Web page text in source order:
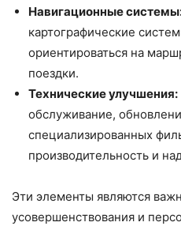
Навигационные
картографические
ориентироваться на
поездки.
Технические улучшения:
обслуживание,
специализированных
производительность и
Эти элементы являются
усовершенствования и